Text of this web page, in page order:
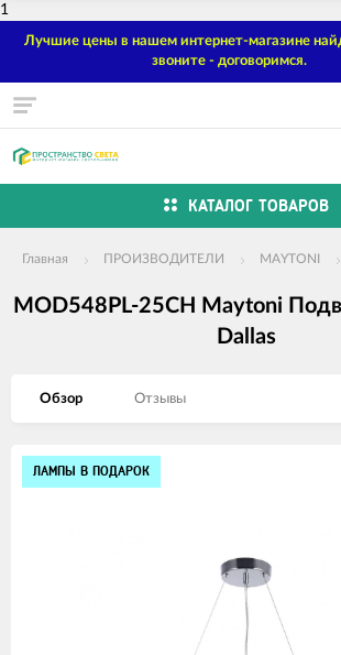
1
Лучшие цены в нашем интернет-магазине
звоните - договоримся.
КАТАЛОГ ТОВАРОВ
Главная ПРОИЗВОДИТЕЛИ MAYTONI
MOD548PL-25CH Maytoni
Dallas
Обзор Отзывы
Изображения
ЛАМПЫ В ПОДАРОК